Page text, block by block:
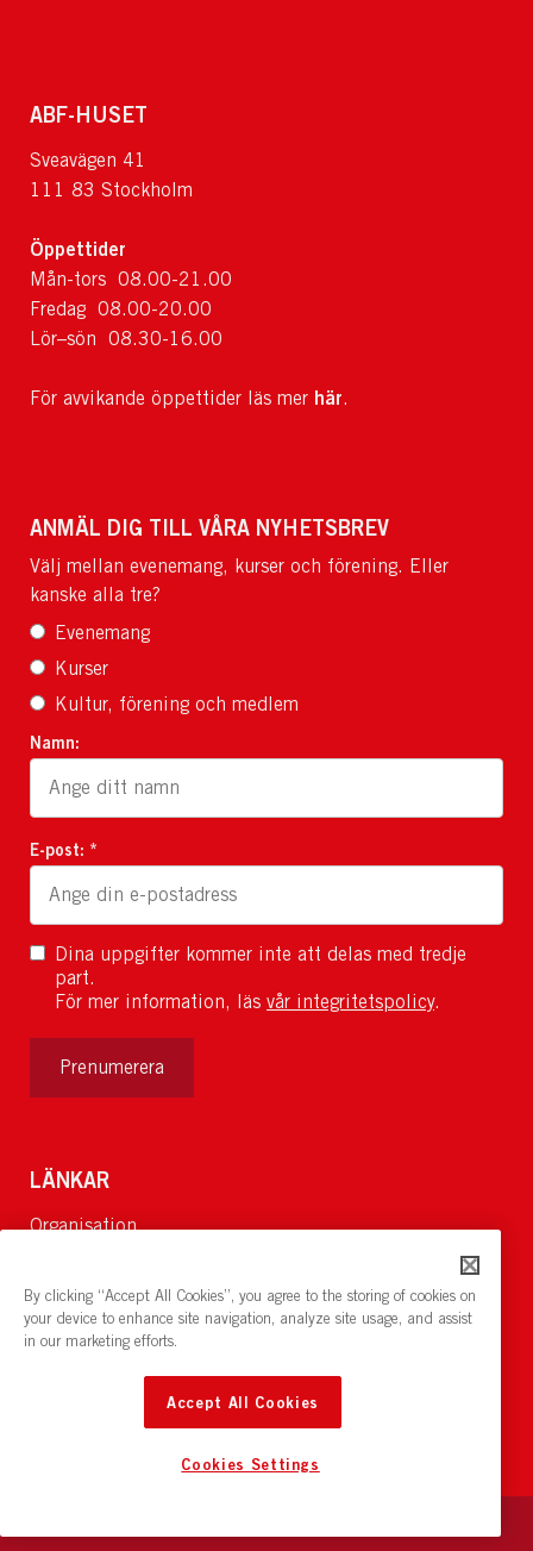
ABF-HUSET
Sveavägen 41
111 83 Stockholm
Öppettider
Mån-tors 08.00-21.00
Fredag 08.00-20.00
Lör–sön 08.30-16.00
För avvikande öppettider läs mer här.
ANMÄL DIG TILL VÅRA NYHETSBREV
Välj mellan evenemang, kurser och förening. Eller
kanske alla tre?
Evenemang
Kurser
Kultur, förening och medlem
Namn:
E-post: *
Dina uppgifter kommer inte att delas med tredje
part.
För mer information, läs vår integritetspolicy.
Prenumerera
LÄNKAR
Organisation
Lediga jobb
Nyheter och pressrum
Restaurang och konferens: cirkelnstockholm.se
By clicking “Accept All Cookies”, you agree to the storing of cookies on
your device to enhance site navigation, analyze site usage, and assist
in our marketing efforts.
Accept All Cookies
Cookies Settings